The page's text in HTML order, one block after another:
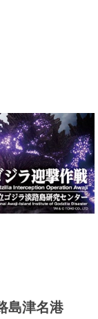
島津名港